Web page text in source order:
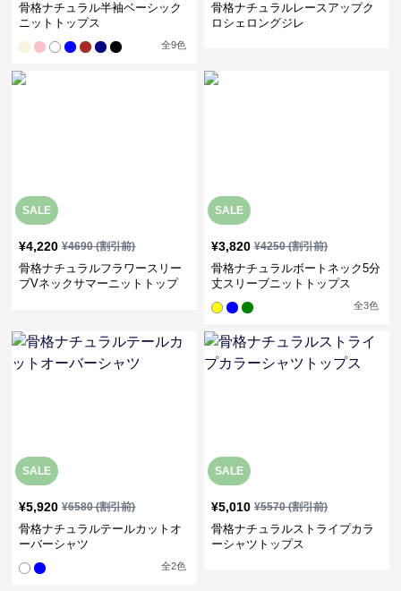
骨格ナチュラル半袖ベーシック
ニットトップス
全9色
骨格ナチュラルレースアップク
ロシェロングジレ
SALE
¥4,220 ¥4690(割引前)
骨格ナチュラルフラワースリー
ブVネックサマーニットトップ
SALE
¥3,820 ¥4250(割引前)
骨格ナチュラルボートネック5分
丈スリーブニットトップス
全3色
SALE
¥5,920 ¥6580(割引前)
骨格ナチュラルテールカットオ
ーバーシャツ
全2色
SALE
¥5,010 ¥5570(割引前)
骨格ナチュラルストライプカラ
ーシャツトップス